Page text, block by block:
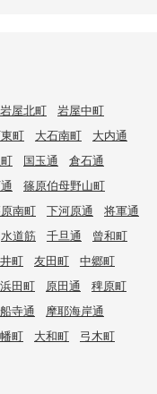
岩屋北町
岩屋中町
町 大石南町
大内通
国玉通
倉石通
篠原伯母野山町
南町 下河原通
将軍通
水道筋 千旦通
曾和町
町 友田町
中郷町
浜田町 原田通
稗原町
船寺通
摩耶海岸通
町 大和町
弓木町